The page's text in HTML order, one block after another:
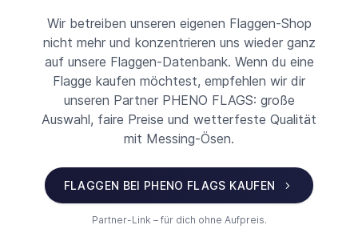
Wir betreiben unseren eigenen Flaggen-Shop
nicht mehr und konzentrieren uns wieder ganz
auf unsere Flaggen-Datenbank. Wenn du eine
Flagge kaufen möchtest, empfehlen wir dir
unseren Partner PHENO FLAGS: große
Auswahl, faire Preise und wetterfeste Qualität
mit Messing-Ösen.
FLAGGEN BEI PHENO FLAGS KAUFEN
Partner-Link – für dich ohne Aufpreis.